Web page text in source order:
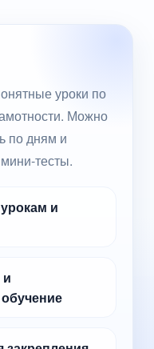
уроки по
Можно
по дням и
тесты.
и